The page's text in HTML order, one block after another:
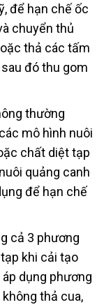
để hạn chế ốc
chuyển thủ
thả các tấm
đó thu gom
thường
mô hình nuôi
chất diệt tạp
quảng canh
để hạn chế
cả 3 phương
khi cải tạo
dụng phương
thả cua,